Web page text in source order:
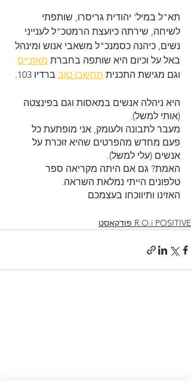
תא"ל במיל' יהודית גריסרו, שותפתי
לשיחה, שירתה כיועצת הרמטכ"ל לענייני
נשים, כיהנה כסמנכ"ל משאבי אנוש ומינהל
באל על וכיום היא שותפה בחברת מאזניים
וגם מגישת התכנית תחשבו טוב ברדיו 103.
היא ניהלה אנשים במאסות וגם בפינצטה
(אותי למשל).
מעבר לתבונה ולעומק, אני מופתעת כל
פעם מחדש מהפרטים שהיא זוכרת על
אנשים (עלי למשל).
האמת? גם אם היתה מקריאה ספר
טלפונים הייתי נמלאת השראה.
האזינו ותיווכחו בעצמכם
R.O.i POSITIVE פודקאסט